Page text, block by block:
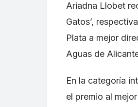
Ariadna Llobet
Gatos’,
Plata a mejor
Aguas de
En la categoría
el premio al